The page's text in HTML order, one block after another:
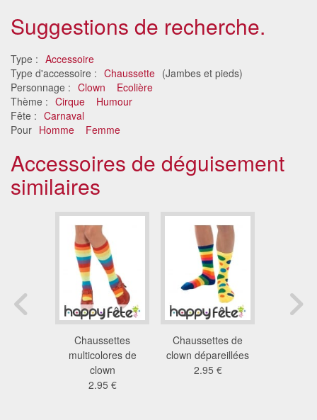
Suggestions de recherche.
Type : Accessoire
Type d'accessoire : Chaussette (Jambes et pieds)
Personnage : Clown
Ecolière
Thème : Cirque
Humour
Fête : Carnaval
Pour Homme Femme
Accessoires de déguisement
similaires
Chaussettes
multicolores de
clown
2.95 €
Chaussettes de
clown dépareillées
2.95 €